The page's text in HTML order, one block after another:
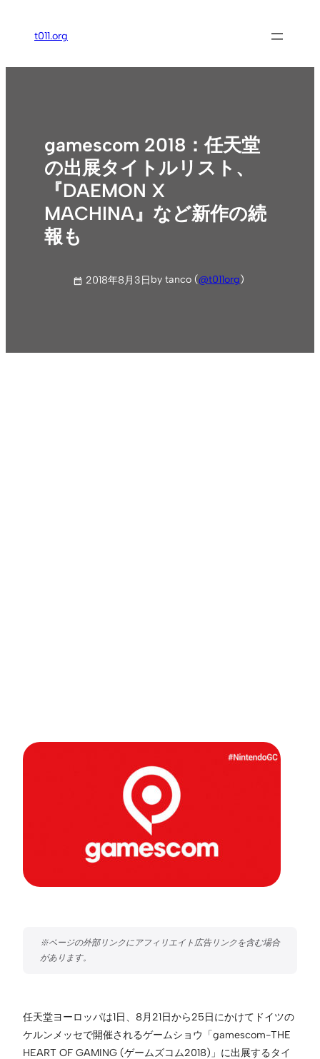
ス
t011.org
gamescom 2018：任天堂
の出展タイトルリスト、
『DAEMON X
MACHINA』など新作の続
報も
2018年8月3日by tanco (@t011org)
任天堂ヨーロッパは1日、8月21日から25日にかけてドイツの
ケルンメッセで開催されるゲームショウ「gamescom-THE
HEART OF GAMING (ゲームズコム2018)」に出展するタイ